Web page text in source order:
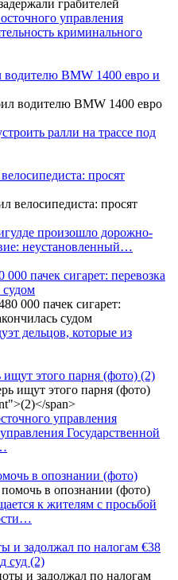
управления
криминального
водителю BMW 1400 евро и
ралли на трассе под
просят
произошло дорожно-
неустановленный…
пачек сигарет: перевозка
судом
дельцов, которые из
этого парня (фото) (2)
управления
Государственной
в опознании (фото)
к жителям с просьбой
и задолжал по налогам €38
суд (2)